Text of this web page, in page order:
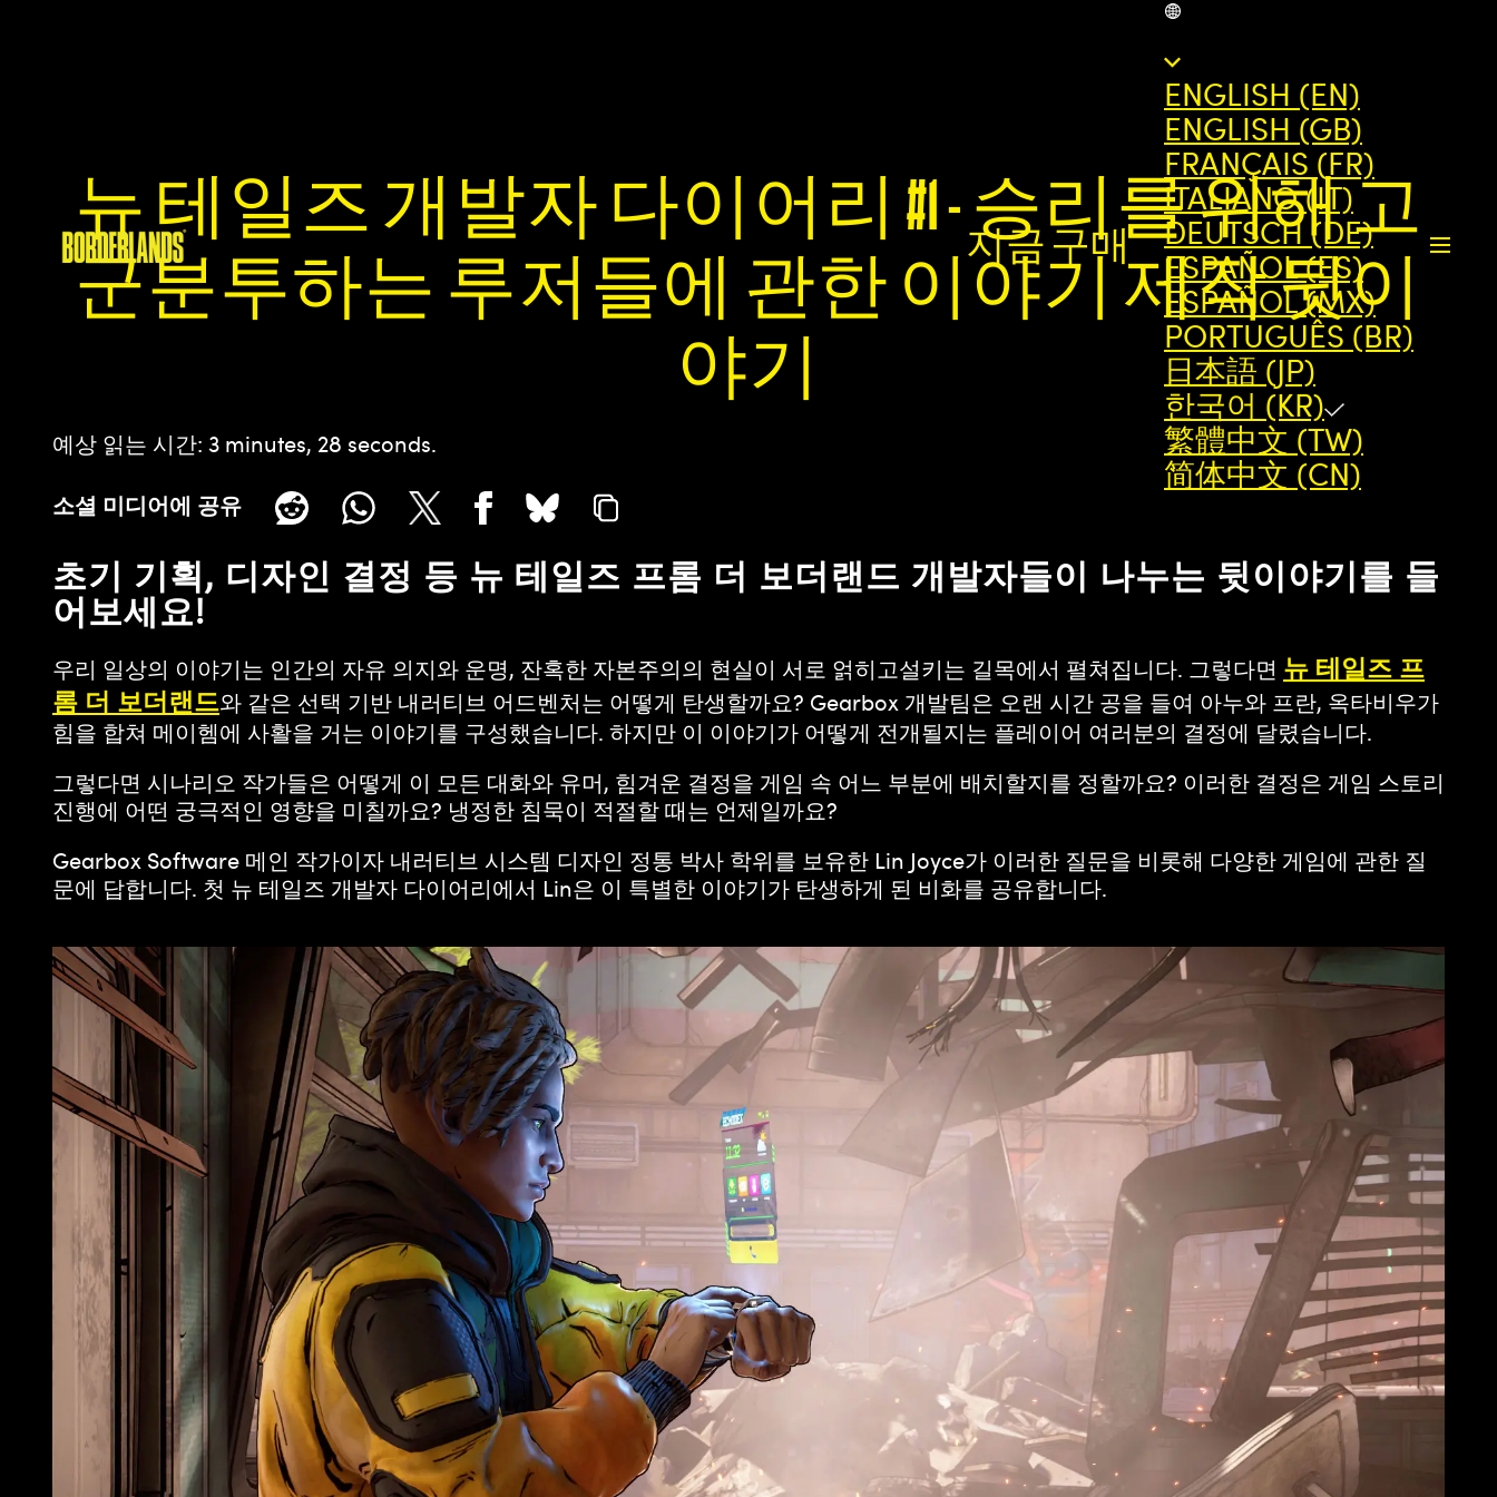
지금 구매
ENGLISH (EN)
ENGLISH (GB)
FRANÇAIS (FR)
ITALIANO (IT)
DEUTSCH (DE)
ESPAÑOL (ES)
ESPAÑOL (MX)
PORTUGUÊS (BR)
日本語 (JP)
한국어 (KR)
繁體中文 (TW)
简体中文 (CN)
뉴 테일즈 개발자 다이어리 #1 - 승리를 위해 고
군분투하는 루저들에 관한 이야기 제작 뒷이
야기
예상 읽는 시간 3 minutes, 28 seconds
소셜 미디어에 공유
초기 기획, 디자인 결정 등 뉴 테일즈 프롬 더 보더랜드 개발자들이 나누는 뒷이야기를 들
어보세요!
우리 일상의 이야기는 인간의 자유 의지와 운명, 잔혹한 자본주의의 현실이 서로 얽히고설키는 길목에서 펼쳐집니다. 그렇다면 뉴 테일즈 프
롬 더 보더랜드와 같은 선택 기반 내러티브 어드벤처는 어떻게 탄생할까요? Gearbox 개발팀은 오랜 시간 공을 들여 아누와 프란, 옥타비우가
힘을 합쳐 메이헴에 사활을 거는 이야기를 구성했습니다. 하지만 이 이야기가 어떻게 전개될지는 플레이어 여러분의 결정에 달렸습니다.
그렇다면 시나리오 작가들은 어떻게 이 모든 대화와 유머, 힘겨운 결정을 게임 속 어느 부분에 배치할지를 정할까요? 이러한 결정은 게임 스토리
진행에 어떤 궁극적인 영향을 미칠까요? 냉정한 침묵이 적절할 때는 언제일까요?
Gearbox Software 메인 작가이자 내러티브 시스템 디자인 정통 박사 학위를 보유한 Lin Joyce가 이러한 질문을 비롯해 다양한 게임에 관한 질
문에 답합니다. 첫 뉴 테일즈 개발자 다이어리에서 Lin은 이 특별한 이야기가 탄생하게 된 비화를 공유합니다.